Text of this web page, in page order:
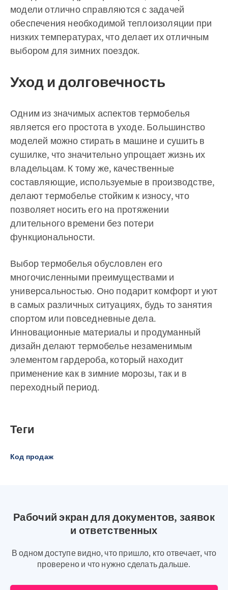
модели отлично справляются с задачей
обеспечения необходимой теплоизоляции при
низких температурах, что делает их отличным
выбором для зимних поездок.
Уход и долговечность
Одним из значимых аспектов термобелья
является его простота в уходе. Большинство
моделей можно стирать в машине и сушить в
сушилке, что значительно упрощает жизнь их
владельцам. К тому же, качественные
составляющие, используемые в производстве,
делают термобелье стойким к износу, что
позволяет носить его на протяжении
длительного времени без потери
функциональности.
Выбор термобелья обусловлен его
многочисленными преимуществами и
универсальностью. Оно подарит комфорт и уют
в самых различных ситуациях, будь то занятия
спортом или повседневные дела.
Инновационные материалы и продуманный
дизайн делают термобелье незаменимым
элементом гардероба, который находит
применение как в зимние морозы, так и в
переходный период.
Теги
Код продаж
Рабочий экран для документов, заявок
и ответственных
В одном доступе видно, что пришло, кто отвечает, что
проверено и что нужно сделать дальше.